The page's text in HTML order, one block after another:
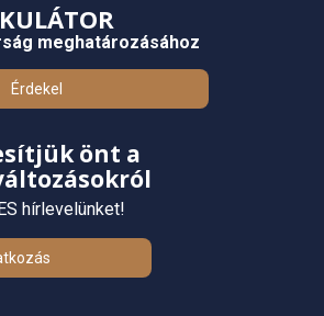
meghatározásához
Érdekel
önt a
hírlevelünket!